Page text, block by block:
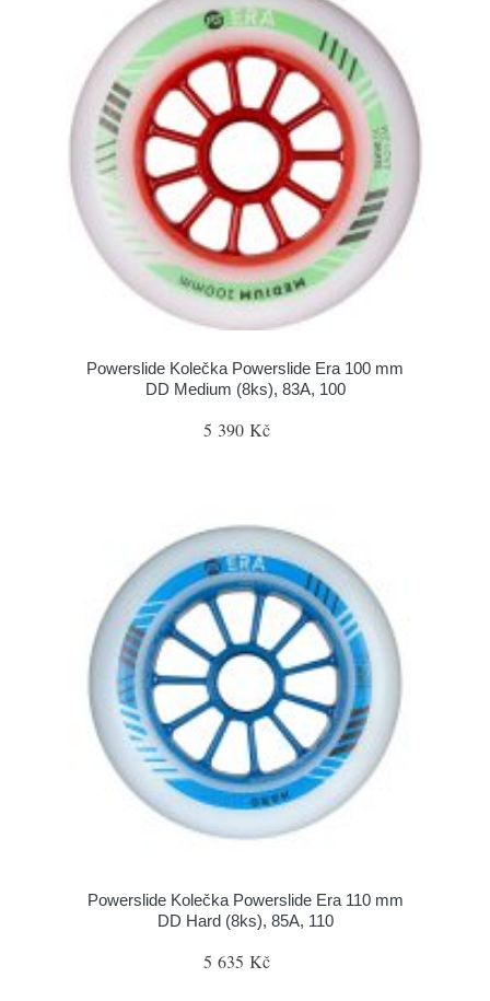
Powerslide Kolečka Powerslide Era 100 mm
DD Medium (8ks), 83A, 100
5 390 Kč
Powerslide Kolečka Powerslide Era 110 mm
DD Hard (8ks), 85A, 110
5 635 Kč